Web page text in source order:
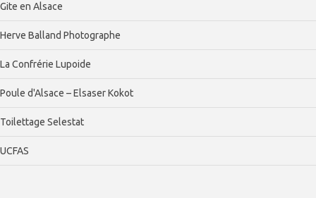
Gite en Alsace
Herve Balland Photographe
La Confrérie Lupoide
Poule d'Alsace – Elsaser Kokot
Toilettage Selestat
UCFAS